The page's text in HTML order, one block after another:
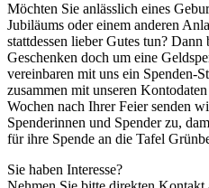
Möchten Sie anlässlich eines
Jubiläums oder einem anderen
stattdessen lieber Gutes tun? Dann
Geschenken doch um eine
vereinbaren mit uns ein Spenden-
zusammen mit unseren
Wochen nach Ihrer Feier senden
Spenderinnen und Spender zu,
für ihre Spende an die Tafel
Sie haben Interesse?